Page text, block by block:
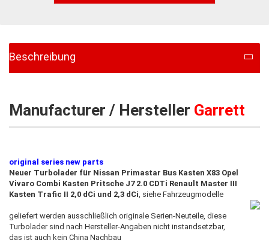
Beschreibung
Manufacturer / Hersteller Garrett
original series new parts​
Neuer Turbolader für Nissan Primastar Bus Kasten X83 Opel
Vivaro Combi Kasten Pritsche J7 2.0 CDTi Renault Master III
Kasten Trafic II 2,0 dCi und 2,3 dCi , siehe Fahrzeugmodelle
geliefert werden ausschließlich originale Serien-Neuteile, diese
Turbolader sind nach Hersteller-Angaben nicht instandsetzbar,
das ist auch ​kein China Nachbau